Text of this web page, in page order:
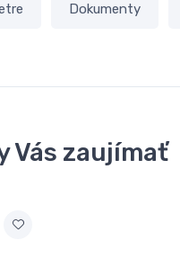
Dokumenty
Vás zaujímať